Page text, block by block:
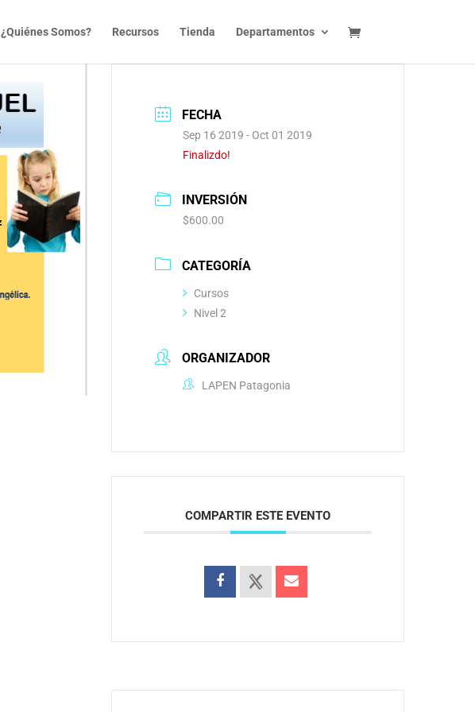
¿Quiénes Somos? Recursos Tienda Departamentos
FECHA
Sep 16 2019 - Oct 01 2019
Finalizdo!
INVERSIÓN
$600.00
CATEGORÍA
Cursos
Nivel 2
ORGANIZADOR
LAPEN Patagonia
COMPARTIR ESTE EVENTO